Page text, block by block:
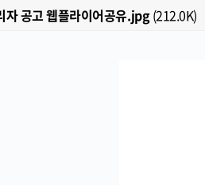
자 공고 웹플라이어공유.jpg(212.0K)